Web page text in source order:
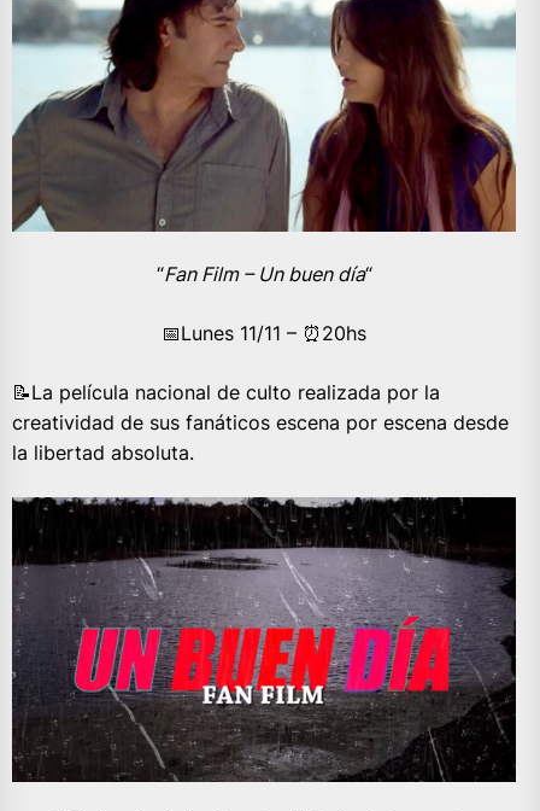
“Fan Film – Un buen día“
📅Lunes 11/11 – ⏰️20hs
📝La película nacional de culto realizada por la
creatividad de sus fanáticos escena por escena desde
la libertad absoluta.